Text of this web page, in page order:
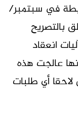
في سبتمبر/
بالتصريح
انعقاد
عالجت هذه
أي طلبات